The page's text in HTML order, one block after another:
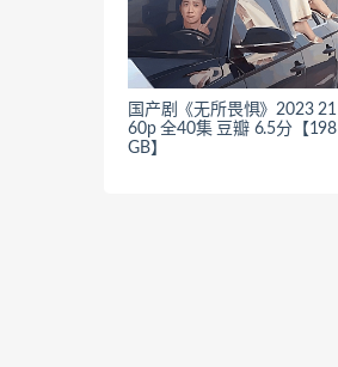
国产剧《无所畏惧》2023 21
60p 全40集 豆瓣 6.5分【198
GB】